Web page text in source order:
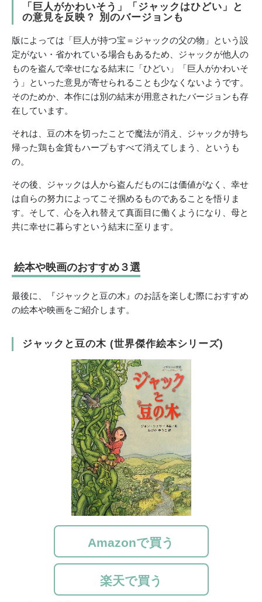
「巨人がかわいそう」「ジャックはひどい」と
の意見を反映？ 別のバージョンも
版によっては「巨人が持つ宝＝ジャックの父の物」という設
定がない・省かれている場合もあるため、ジャックが他人の
ものを盗んで幸せになる結末に「ひどい」「巨人がかわいそ
う」といった意見が寄せられることも少なくないようです。
そのためか、本作には別の結末が用意されたバージョンも存
在しています。
それは、豆の木を切ったことで魔法が消え、ジャックが持ち
帰った鶏も金貨もハープもすべて消えてしまう、というも
の。
その後、ジャックは人から盗んだものには価値がなく、幸せ
は自らの努力によってこそ掴めるものであることを悟りま
す。そして、心を入れ替えて真面目に働くようになり、母と
共に幸せに暮らすという結末に至ります。
絵本や映画のおすすめ３選
最後に、『ジャックと豆の木』のお話を楽しむ際におすすめ
の絵本や映画をご紹介します。
ジャックと豆の木 (世界傑作絵本シリーズ)
Amazonで買う
楽天で買う